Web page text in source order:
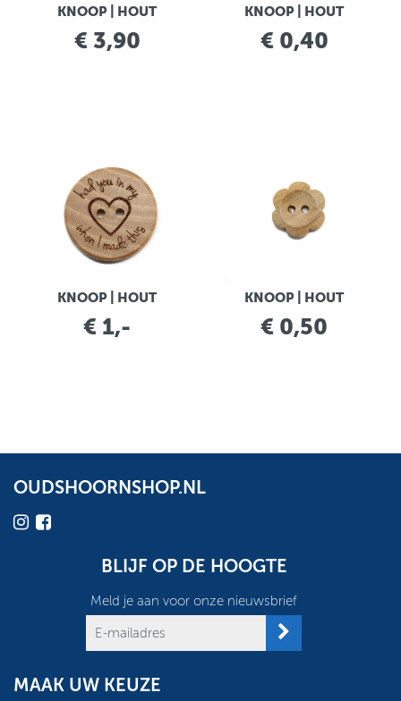
KNOOP | HOUT
€ 3,90
KNOOP | HOUT
€ 0,40
KNOOP | HOUT
€ 1,-
KNOOP | HOUT
€ 0,50
OUDSHOORNSHOP.NL
BLIJF OP DE HOOGTE
Meld je aan voor onze nieuwsbrief
MAAK UW KEUZE